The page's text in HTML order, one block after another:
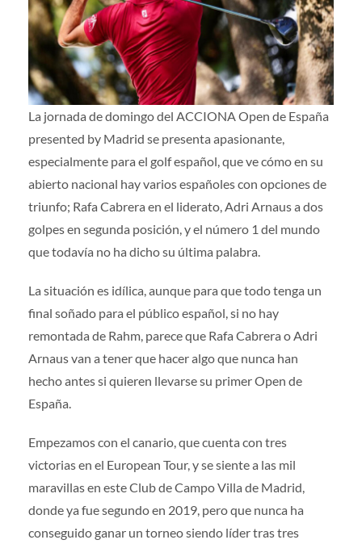
Prensa
| Voluntarios | Colaboradores | Contacto
ES
La jornada de domingo del ACCIONA Open de España
presented by Madrid se presenta apasionante,
especialmente para el golf español, que ve cómo en su
abierto nacional hay varios españoles con opciones de
triunfo; Rafa Cabrera en el liderato, Adri Arnaus a dos
golpes en segunda posición, y el número 1 del mundo
que todavía no ha dicho su última palabra.
La situación es idílica, aunque para que todo tenga un
final soñado para el público español, si no hay
remontada de Rahm, parece que Rafa Cabrera o Adri
Arnaus van a tener que hacer algo que nunca han
hecho antes si quieren llevarse su primer Open de
España.
Empezamos con el canario, que cuenta con tres
victorias en el European Tour, y se siente a las mil
maravillas en este Club de Campo Villa de Madrid,
donde ya fue segundo en 2019, pero que nunca ha
conseguido ganar un torneo siendo líder tras tres